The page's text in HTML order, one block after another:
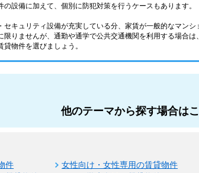
の設備に加えて、個別に防犯対策を行うケースもあります。
セキュリティ設備が充実している分、家賃が一般的なマン
限りませんが、通勤や通学で公共交通機関を利用する場合
貸物件を選びましょう。
他のテーマから探す場合は
件 女性向け・女性専用の賃貸物件